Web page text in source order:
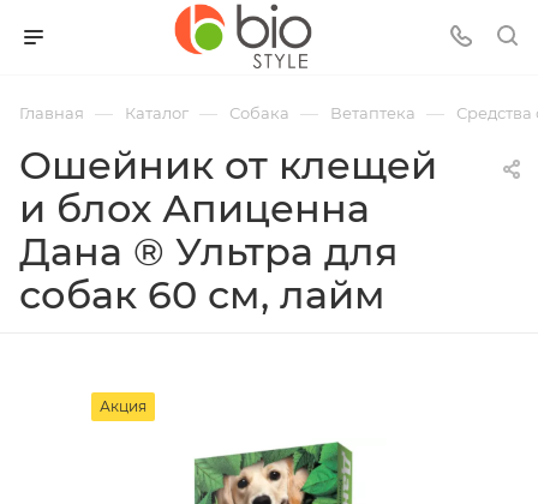
Главная — Каталог — Собака — Ветаптека —
Ошейник от клещей
и блох Апиценна
Дана ® Ультра для
собак 60 см, лайм
Акция